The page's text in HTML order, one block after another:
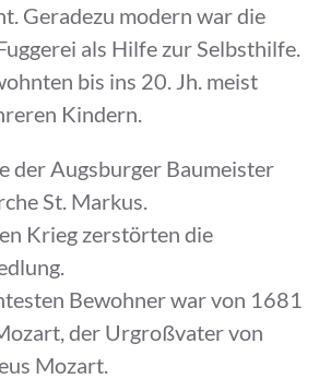
Geradezu modern war die
als Hilfe zur Selbsthilfe.
bis ins 20. Jh. meist
Kindern.
der Augsburger Baumeister
St. Markus.
Krieg zerstörten die
Bewohner war von 1681
der Urgroßvater von
Mozart.